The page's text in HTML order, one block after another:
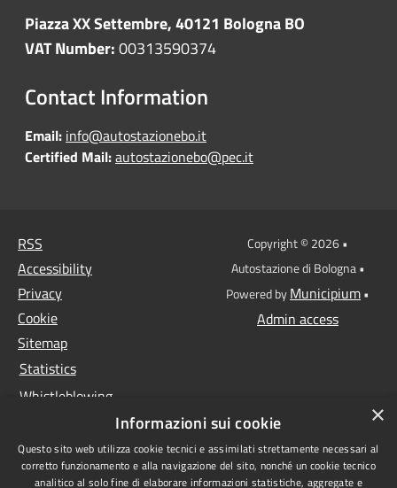
Piazza XX Settembre, 40121 Bologna BO
VAT Number:00313590374
Contact Information
Email: info@autostazionebo.it
Certified Mail:autostazionebo@pec.it
RSS
Accessibility
Privacy
Cookie
Sitemap
Statistics
Whistleblowing
Anti-money laundering
Supplier register
Copyright © 2026 •
Autostazione di Bologna •
Powered byMunicipium•
Admin access
×
Informazioni sui cookie
Questo sito web utilizza cookie tecnici e assimilati strettamente necessari al
corretto funzionamento e alla navigazione del sito, nonché un cookie tecnico
analitico al solo fine di elaborare informazioni statistiche, aggregate e